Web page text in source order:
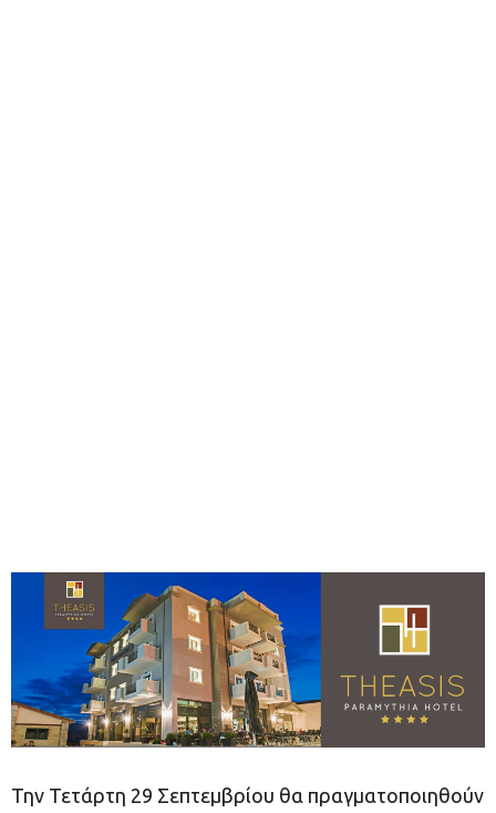
Την Τετάρτη 29 Σεπτεμβρίου θα πραγματοποιηθούν